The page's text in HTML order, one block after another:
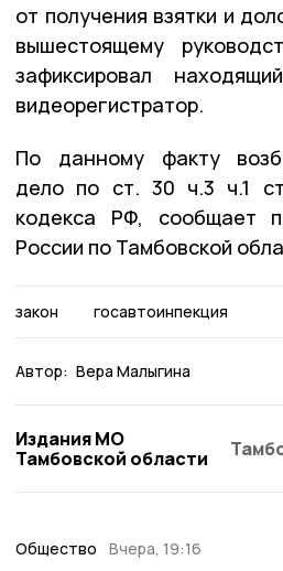
от получения взятки и
вышестоящему
зафиксировал
видеорегистратор.
По данному факту
дело по ст. 30 ч.3 ч.1
кодекса РФ, сообщает
России по Тамбовской
закон госавтоинпекция
Автор: Вера Малыгина
Издания МО
Тамбовской области
Общество Вчера, 19:16